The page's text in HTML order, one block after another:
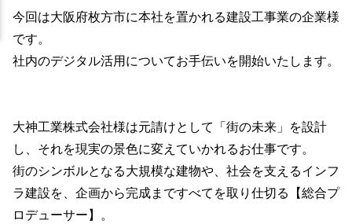
今回は大阪府枚方市に本社を置かれる建設工事業の企業様
です。
社内のデジタル活用についてお手伝いを開始いたします。
大神工業株式会社様は元請けとして「街の未来」を設計
し、それを現実の景色に変えていかれるお仕事です。
街のシンボルとなる大規模な建物や、社会を支えるインフ
ラ建設を、企画から完成まですべてを取り仕切る【総合プ
ロデューサー】。